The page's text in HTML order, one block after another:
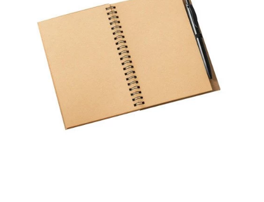
RADNA OPREMA